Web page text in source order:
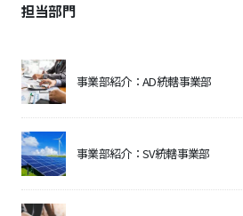
担当部門
事業部紹介：AD統轄事業部
事業部紹介：SV統轄事業部